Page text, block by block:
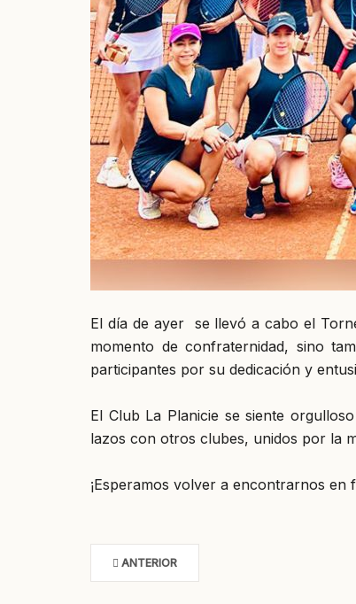
El día de ayer se llevó a cabo el
momento de confraternidad, sino
participantes por su dedicación y
El Club La Planicie se siente
lazos con otros clubes, unidos por la
¡Esperamos volver a encontrarnos en
ANTERIOR